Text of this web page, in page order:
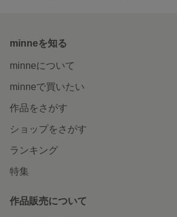
minneを知る
minneについて
minneで買いたい
作品をさがす
ショップをさがす
ランキング
特集
作品販売について